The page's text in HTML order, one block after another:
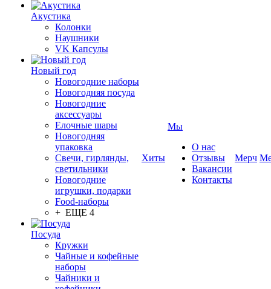
Акустика
Колонки
Наушники
VK Капсулы
Новый год
Новогодние наборы
Новогодняя посуда
Новогодние
аксессуары
Елочные шары
Новогодняя
упаковка
Свечи, гирлянды,
светильники
Новогодние
игрушки, подарки
Food-наборы
+ ЕЩЕ 4
Посуда
Кружки
Чайные и кофейные
наборы
Чайники и
Хиты
Мы
О нас
Отзывы
Вакансии
Контакты
Мерч